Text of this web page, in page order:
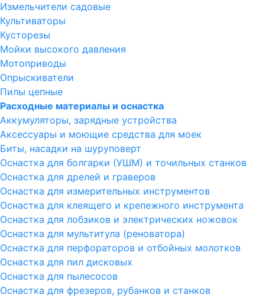
Измельчители садовые
Культиваторы
Кусторезы
Мойки высокого давления
Мотоприводы
Опрыскиватели
Пилы цепные
Расходные материалы и оснастка
Аккумуляторы, зарядные устройства
Аксессуары и моющие средства для моек
Биты, насадки на шуруповерт
Оснастка для болгарки (УШМ) и точильных станков
Оснастка для дрелей и граверов
Оснастка для измерительных инструментов
Оснастка для клеящего и крепежного инструмента
Оснастка для лобзиков и электрических ножовок
Оснастка для мультитула (реноватора)
Оснастка для перфораторов и отбойных молотков
Оснастка для пил дисковых
Оснастка для пылесосов
Оснастка для фрезеров, рубанков и станков